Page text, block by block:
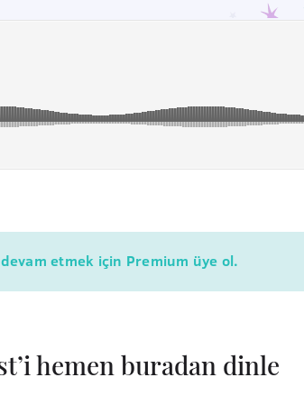
etmek için Premium üye ol.
hemen buradan dinle